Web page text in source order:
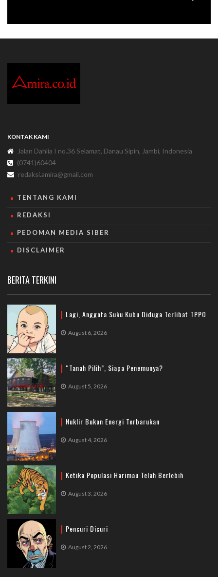
KONTAK KAMI
Jalan Dahlia I no.36 Selamat, Danau Sipin, Jambi, Indonesia
(0741)60404
redaksi.amira@gmail.com
TENTANG KAMI
REDAKSI
PEDOMAN MEDIA SIBER
DISCLAIMER
BERITA TERKINI
Lagi, Anggota Suku Kubu Diduga Terlibat TPPO
August 6, 2026
“Tanah Pilih”, Siapa Penemunya?
August 5, 2026
Nuklir Bukan Energi Terbarukan
August 4, 2026
Ketika Populasi Harimau Telah Berlebih
August 3, 2026
Pencuri Dicuri
August 2, 2026